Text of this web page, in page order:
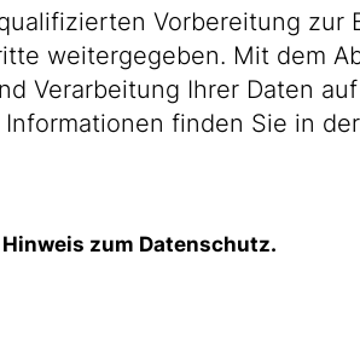
Vorbereitung zur
dem Absenden des Formulars
Verarbeitung Ihrer Daten
zu. Weitere Informationen finden Sie in der
zum Datenschutz.